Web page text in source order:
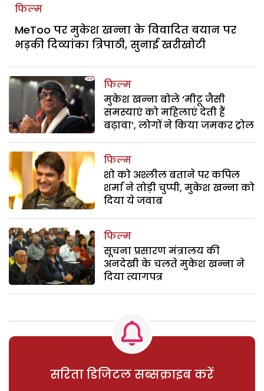
फिल्म
MeToo पर मुकेश खन्ना के विवादित बयान पर
भड़की दिव्यांका त्रिपाठी, सुनाई खरीखोटी
फिल्म
मुकेश खन्ना बोले ‘मीटू जैसी
समस्याएं को महिलाएं देती हैं
बढ़ावा’, लोगों ने किया जमकर ट्रोल
फिल्म
शो को अश्लील बताने पर कपिल
शर्मा ने तोड़ी चुप्पी, मुकेश खन्ना को
दिया ये जवाब
फिल्म
सूचना प्रसारण मंत्रालय की
अनदेखी के चलते मुकेश खन्ना ने
दिया त्यागपत्र
सरिता डिजिटल सब्सक्राइब करें